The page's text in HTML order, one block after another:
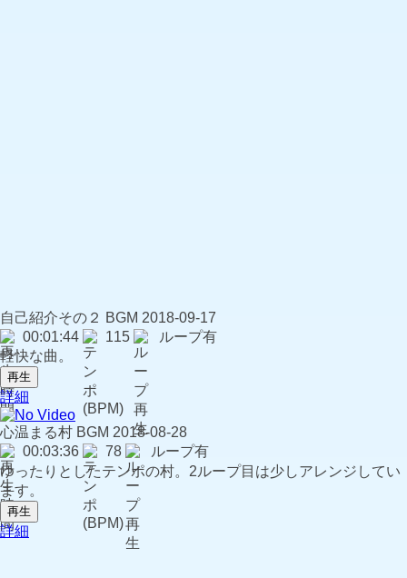
自己紹介その２ BGM 2018-09-17
00:01:44
115
ループ有
軽快な曲。
再生
詳細
心温まる村 BGM 2018-08-28
00:03:36
78
ループ有
ゆったりとしたテンポの村。2ループ目は少しアレンジしてい
ます。
再生
詳細